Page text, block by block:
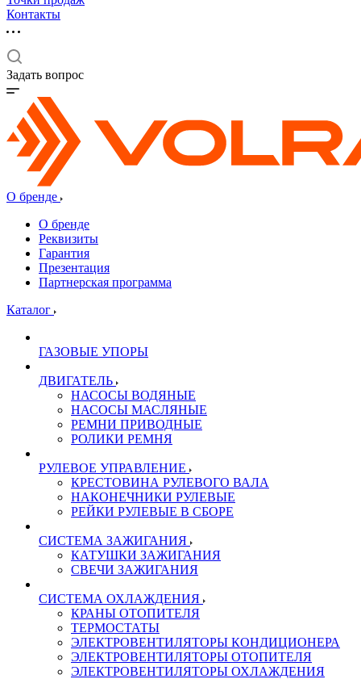
Контакты
Задать вопрос
О бренде
О бренде
Реквизиты
Гарантия
Презентация
Партнерская программа
Каталог
ГАЗОВЫЕ УПОРЫ
ДВИГАТЕЛЬ
НАСОСЫ ВОДЯНЫЕ
НАСОСЫ МАСЛЯНЫЕ
РЕМНИ ПРИВОДНЫЕ
РОЛИКИ РЕМНЯ
РУЛЕВОЕ УПРАВЛЕНИЕ
КРЕСТОВИНА РУЛЕВОГО ВАЛА
НАКОНЕЧНИКИ РУЛЕВЫЕ
РЕЙКИ РУЛЕВЫЕ В СБОРЕ
СИСТЕМА ЗАЖИГАНИЯ
КАТУШКИ ЗАЖИГАНИЯ
СВЕЧИ ЗАЖИГАНИЯ
СИСТЕМА ОХЛАЖДЕНИЯ
КРАНЫ ОТОПИТЕЛЯ
ТЕРМОСТАТЫ
ЭЛЕКТРОВЕНТИЛЯТОРЫ КОНДИЦИОНЕРА
ЭЛЕКТРОВЕНТИЛЯТОРЫ ОТОПИТЕЛЯ
ЭЛЕКТРОВЕНТИЛЯТОРЫ ОХЛАЖДЕНИЯ